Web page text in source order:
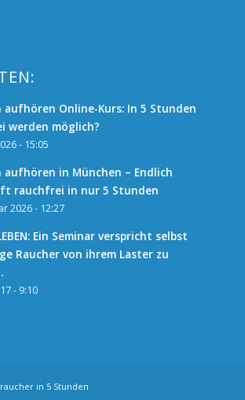
aufhören Online-Kurs: In 5 Stunden
werden möglich?
- 15:05
aufhören in München – Endlich
rauchfrei in nur 5 Stunden
2026 - 12:27
LEBEN: Ein Seminar verspricht selbst
Raucher von ihrem Laster zu
- 9:10
in 5 Stunden